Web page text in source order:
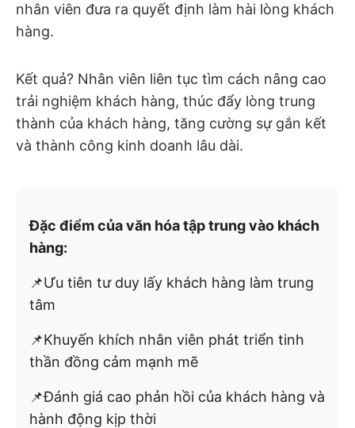
nhân viên đưa ra quyết định làm hài lòng khách
hàng.
Kết quả? Nhân viên liên tục tìm cách nâng cao
trải nghiệm khách hàng, thúc đẩy lòng trung
thành của khách hàng, tăng cường sự gắn kết
và thành công kinh doanh lâu dài.
Đặc điểm của văn hóa tập trung vào khách
hàng:
📌Ưu tiên tư duy lấy khách hàng làm trung
tâm
📌Khuyến khích nhân viên phát triển tinh
thần đồng cảm mạnh mẽ
📌Đánh giá cao phản hồi của khách hàng và
hành động kịp thời